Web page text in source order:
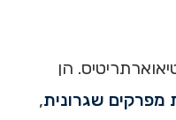
הן
מפרקים שגרונית,